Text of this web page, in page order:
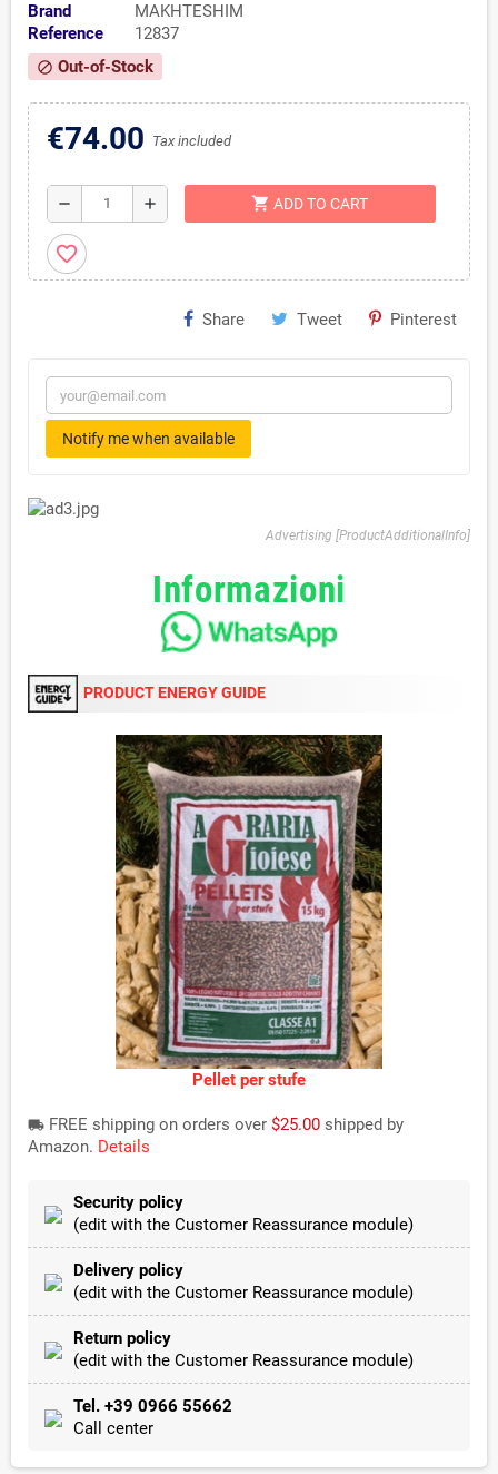
Brand
MAKHTESHIM
Reference
12837
block Out-of-Stock
€74.00 Tax included
remove add shopping_cart ADD TO CART
favorite_border
Share Tweet Pinterest
Notify me when available
Advertising [ProductAdditionalInfo]
Informazioni
PRODUCT ENERGY GUIDE
Pellet per stufe
local_shipping FREE shipping on orders over $25.00 shipped by
Amazon. Details
Security policy
(edit with the Customer Reassurance module)
Delivery policy
(edit with the Customer Reassurance module)
Return policy
(edit with the Customer Reassurance module)
Tel. +39 0966 55662
Call center